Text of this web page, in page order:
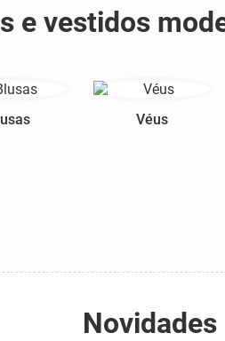
e vestidos
Véus
Novidades